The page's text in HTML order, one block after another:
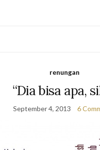
renungan
“Dia bisa apa,
September 4, 2013 6